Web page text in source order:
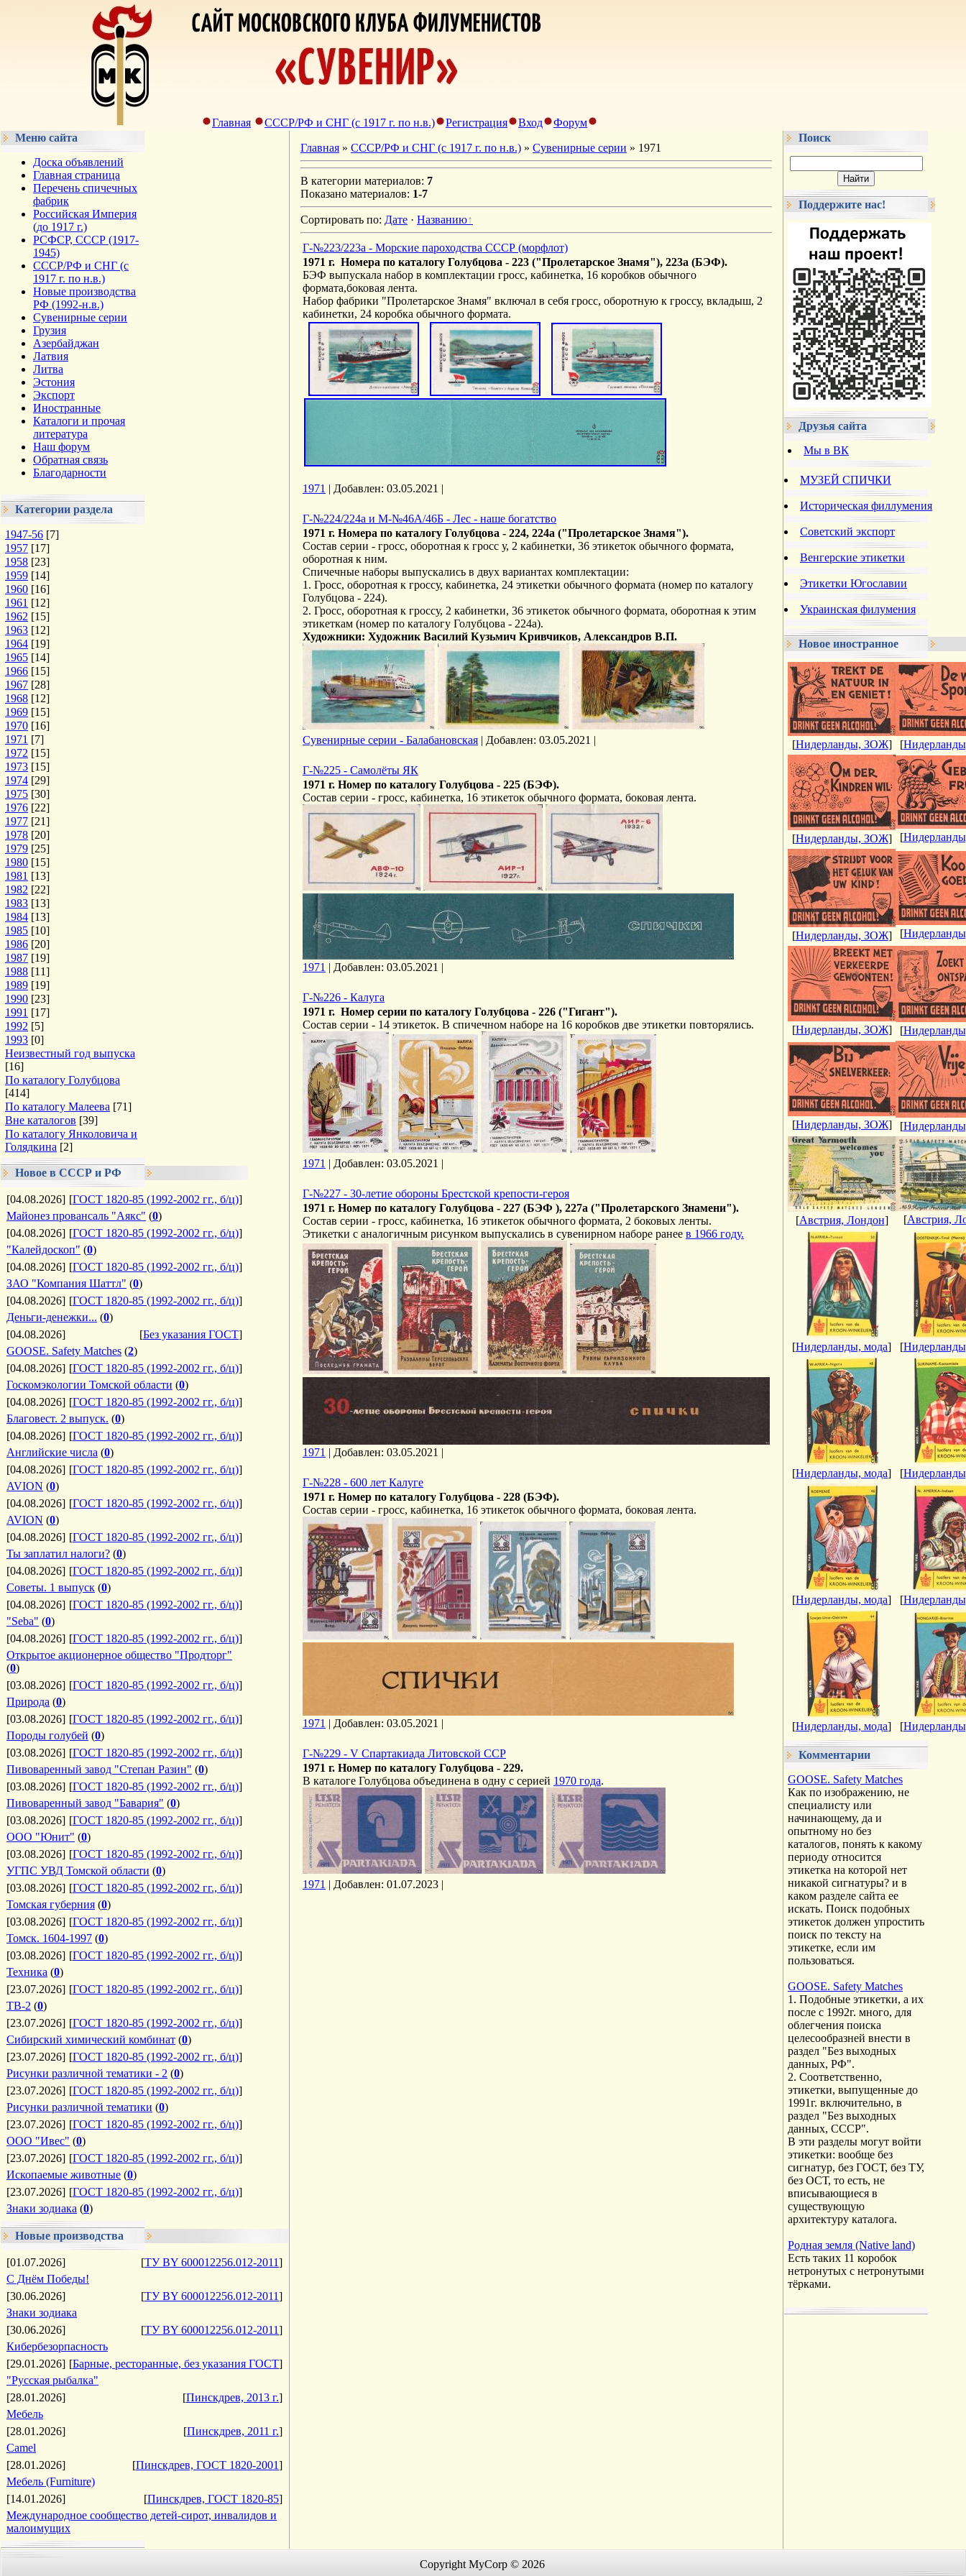
Главная СССР/РФ и СНГ (с 1917 г. по н.в.) Регистрация Вход
Форум
Меню сайта
Доска объявлений
Главная страница
Перечень спичечных
фабрик
Российская Империя
(до 1917 г.)
РСФСР, СССР (1917-
1945)
СССР/РФ и СНГ (с
1917 г. по н.в.)
Новые производства
РФ (1992-н.в.)
Сувенирные серии
Грузия
Азербайджан
Латвия
Литва
Эстония
Экспорт
Иностранные
Каталоги и прочая
литература
Наш форум
Обратная связь
Благодарности
Категории раздела
1947-56 [7]
1957 [17]
1958 [23]
1959 [14]
1960 [16]
1961 [12]
1962 [15]
1963 [12]
1964 [19]
1965 [14]
1966 [15]
1967 [28]
1968 [12]
1969 [15]
1970 [16]
1971 [7]
1972 [15]
1973 [15]
1974 [29]
1975 [30]
1976 [22]
1977 [21]
1978 [20]
1979 [25]
1980 [15]
1981 [13]
1982 [22]
1983 [13]
1984 [13]
1985 [10]
1986 [20]
1987 [19]
1988 [11]
1989 [19]
1990 [23]
1991 [17]
1992 [5]
1993 [0]
Неизвестный год выпуска
[16]
По каталогу Голубцова
[414]
По каталогу Малеева [71]
Вне каталогов [39]
По каталогу Янколовича и
Голядкина [2]
Новое в СССР и РФ
[04.08.2026] [ГОСТ 1820-85 (1992-2002 гг., б/ц)]
Майонез провансаль "Аякс" (0)
[04.08.2026] [ГОСТ 1820-85 (1992-2002 гг., б/ц)]
"Калейдоскоп" (0)
[04.08.2026] [ГОСТ 1820-85 (1992-2002 гг., б/ц)]
ЗАО "Компания Шаттл" (0)
[04.08.2026] [ГОСТ 1820-85 (1992-2002 гг., б/ц)]
Деньги-денежки... (0)
[04.08.2026]
[Без указания ГОСТ]
GOOSE. Safety Matches (2)
[04.08.2026] [ГОСТ 1820-85 (1992-2002 гг., б/ц)]
Госкомэкологии Томской области (0)
[04.08.2026] [ГОСТ 1820-85 (1992-2002 гг., б/ц)]
Благовест. 2 выпуск. (0)
[04.08.2026] [ГОСТ 1820-85 (1992-2002 гг., б/ц)]
Английские числа (0)
[04.08.2026] [ГОСТ 1820-85 (1992-2002 гг., б/ц)]
AVION (0)
[04.08.2026] [ГОСТ 1820-85 (1992-2002 гг., б/ц)]
AVION (0)
[04.08.2026] [ГОСТ 1820-85 (1992-2002 гг., б/ц)]
Ты заплатил налоги? (0)
[04.08.2026] [ГОСТ 1820-85 (1992-2002 гг., б/ц)]
Советы. 1 выпуск (0)
[04.08.2026] [ГОСТ 1820-85 (1992-2002 гг., б/ц)]
"Seba" (0)
[04.08.2026] [ГОСТ 1820-85 (1992-2002 гг., б/ц)]
Открытое акционерное общество "Продторг"
(0)
[03.08.2026] [ГОСТ 1820-85 (1992-2002 гг., б/ц)]
Природа (0)
[03.08.2026] [ГОСТ 1820-85 (1992-2002 гг., б/ц)]
Породы голубей (0)
[03.08.2026] [ГОСТ 1820-85 (1992-2002 гг., б/ц)]
Пивоваренный завод "Степан Разин" (0)
[03.08.2026] [ГОСТ 1820-85 (1992-2002 гг., б/ц)]
Пивоваренный завод "Бавария" (0)
[03.08.2026] [ГОСТ 1820-85 (1992-2002 гг., б/ц)]
ООО "Юнит" (0)
[03.08.2026] [ГОСТ 1820-85 (1992-2002 гг., б/ц)]
УГПС УВД Томской области (0)
[03.08.2026] [ГОСТ 1820-85 (1992-2002 гг., б/ц)]
Томская губерния (0)
[03.08.2026] [ГОСТ 1820-85 (1992-2002 гг., б/ц)]
Томск. 1604-1997 (0)
[03.08.2026] [ГОСТ 1820-85 (1992-2002 гг., б/ц)]
Техника (0)
[23.07.2026] [ГОСТ 1820-85 (1992-2002 гг., б/ц)]
ТВ-2 (0)
[23.07.2026] [ГОСТ 1820-85 (1992-2002 гг., б/ц)]
Сибирский химический комбинат (0)
[23.07.2026] [ГОСТ 1820-85 (1992-2002 гг., б/ц)]
Рисунки различной тематики - 2 (0)
[23.07.2026] [ГОСТ 1820-85 (1992-2002 гг., б/ц)]
Рисунки различной тематики (0)
[23.07.2026] [ГОСТ 1820-85 (1992-2002 гг., б/ц)]
ООО "Ивес" (0)
[23.07.2026] [ГОСТ 1820-85 (1992-2002 гг., б/ц)]
Ископаемые животные (0)
[23.07.2026] [ГОСТ 1820-85 (1992-2002 гг., б/ц)]
Знаки зодиака (0)
Новые производства
[01.07.2026] [ТУ BY 600012256.012-2011]
С Днём Победы!
[30.06.2026]
[ТУ BY 600012256.012-2011]
Знаки зодиака
[30.06.2026]
[ТУ BY 600012256.012-2011]
Кибербезорпасность
[29.01.2026] [Барные, ресторанные, без указания ГОСТ]
"Русская рыбалка"
[28.01.2026]
[Пинскдрев, 2013 г.]
Мебель
[28.01.2026]
[Пинскдрев, 2011 г.]
Camel
[28.01.2026]
[Пинскдрев, ГОСТ 1820-2001]
Мебель (Furniture)
[14.01.2026]
[Пинскдрев, ГОСТ 1820-85]
Международное сообщество детей-сирот, инвалидов и
малоимущих
Главная » СССР/РФ и СНГ (с 1917 г. по н.в.) » Сувенирные серии » 1971
В категории материалов: 7
Показано материалов: 1-7
Сортировать по: Дате · Названию
Г-№223/223а - Морские пароходства СССР (морфлот)
1971 г. Номера по каталогу Голубцова - 223 ("Пролетарское Знамя"), 223а (БЭФ).
БЭФ выпускала набор в комплектации гросс, кабинетка, 16 коробков обычного
формата,боковая лента.
Набор фабрики "Пролетарское Знамя" включал в себя гросс, оборотную к гроссу, вкладыш, 2
кабинетки, 24 коробка обычного формата.
1971 | Добавлен: 03.05.2021 |
Г-№224/224а и М-№46А/46Б - Лес - наше богатство
1971 г. Номера по каталогу Голубцова - 224, 224а ("Пролетарское Знамя").
Состав серии - гросс, оборотная к гросс у, 2 кабинетки, 36 этикеток обычного формата,
оборотная к ним.
Спичечные наборы выпускались в двух вариантах комплектации:
1. Гросс, оборотная к гроссу, кабинетка, 24 этикетки обычного формата (номер по каталогу
Голубцова - 224).
2. Гросс, оборотная к гроссу, 2 кабинетки, 36 этикеток обычного формата, оборотная к этим
этикеткам (номер по каталогу Голубцова - 224а).
Художники: Художник Василий Кузьмич Кривчиков, Александров В.П.
Сувенирные серии - Балабановская | Добавлен: 03.05.2021 |
Г-№225 - Самолёты ЯК
1971 г. Номер по каталогу Голубцова - 225 (БЭФ).
Состав серии - гросс, кабинетка, 16 этикеток обычного формата, боковая лента.
1971 | Добавлен: 03.05.2021 |
Г-№226 - Калуга
1971 г. Номер серии по каталогу Голубцова - 226 ("Гигант").
Состав серии - 14 этикеток. В спичечном наборе на 16 коробков две этикетки повторялись.
1971 | Добавлен: 03.05.2021 |
Г-№227 - 30-летие обороны Брестской крепости-героя
1971 г. Номер по каталогу Голубцова - 227 (БЭФ ), 227а ("Пролетарского Знамени").
Состав серии - гросс, кабинетка, 16 этикеток обычного формата, 2 боковых ленты.
Этикетки с аналогичным рисунком выпускались в сувенирном наборе ранее в 1966 году.
1971 | Добавлен: 03.05.2021 |
Г-№228 - 600 лет Калуге
1971 г. Номер по каталогу Голубцова - 228 (БЭФ).
Состав серии - гросс, кабинетка, 16 этикеток обычного формата, боковая лента.
1971 | Добавлен: 03.05.2021 |
Г-№229 - V Спартакиада Литовской ССР
1971 г. Номер по каталогу Голубцова - 229.
В каталоге Голубцова объединена в одну с серией 1970 года.
1971 | Добавлен: 01.07.2023 |
Поиск
Поддержите нас!
Друзья сайта
Мы в ВК
МУЗЕЙ СПИЧКИ
Историческая филлумения
Советский экспорт
Венгерские этикетки
Этикетки Югославии
Украинская филумения
Новое иностранное
[Нидерланды, ЗОЖ] [
[Нидерланды, ЗОЖ] [
[Нидерланды, ЗОЖ] [
[Нидерланды, ЗОЖ] [
[Нидерланды, ЗОЖ] [
[Австрия, Лондон] [Австрия,
[Нидерланды, мода] [
[Нидерланды, мода] [
[Нидерланды, мода] [
[Нидерланды, мода] [
Комментарии
GOOSE. Safety Matches
Как по изображению, не
специалисту или
начинающему, да и
опытному но без
каталогов, понять к какому
периоду относится
этикетка на которой нет
никакой сигнатуры? и в
каком разделе сайта ее
искать. Поиск подобных
этикеток должен упростить
поиск по тексту на
этикетке, если им
пользоваться.
GOOSE. Safety Matches
1. Подобные этикетки, а их
после с 1992г. много, для
облегчения поиска
целесообразней внести в
раздел "Без выходных
данных, РФ".
2. Соответственно,
этикетки, выпущенные до
1991г. включительно, в
раздел "Без выходных
данных, СССР".
В эти разделы могут войти
этикетки: вообще без
сигнатур, без ГОСТ, без ТУ,
без ОСТ, то есть, не
вписывающиеся в
существующую
архитектуру каталога.
Родная земля (Native land)
Есть таких 11 коробок
нетронутых с нетронутыми
тёрками.
Copyright MyCorp © 2026